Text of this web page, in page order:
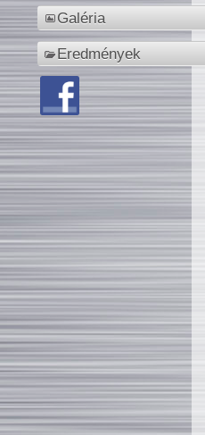
Galéria
Eredmények